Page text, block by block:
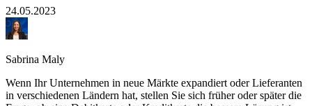
24.05.2023
Sabrina Maly
Wenn Ihr Unternehmen in neue Märkte expandiert oder Lieferanten
in verschiedenen Ländern hat, stellen Sie sich früher oder später die